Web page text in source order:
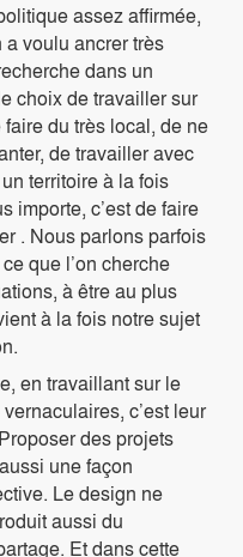
assez affirmée,
a voulu ancrer très
dans un
choix de travailler sur
faire du très local, de ne
de travailler avec
territoire à la fois
importe, c’est de faire
. Nous parlons parfois
que l’on cherche
à être au plus
à la fois notre sujet
en travaillant sur le
c’est leur
des projets
une façon
Le design ne
aussi du
Et dans cette